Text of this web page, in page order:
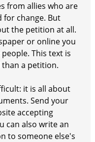
from allies who are
for change. But
the petition at all.
or online you
This text is
a petition.
it is all about
Send your
accepting
can also write an
to someone else's